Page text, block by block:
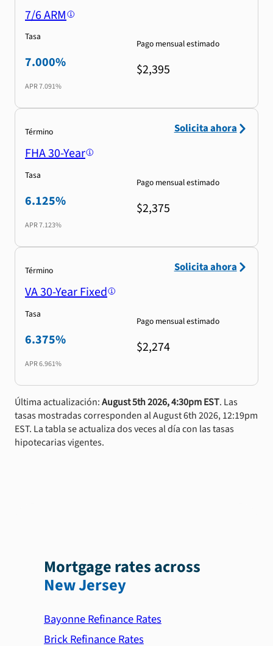
7/6 ARM
Tasa
7.000%
APR7.091%
Pago mensual estimado
$2,395
Término
FHA 30-Year
Tasa
6.125%
APR7.123%
Pago mensual estimado
$2,375
Solicita ahora
Término
VA 30-Year Fixed
Tasa
6.375%
APR6.961%
Pago mensual estimado
$2,274
Solicita ahora
Última actualización:August 5th 2026, 4:30pm EST. Las
tasas mostradas corresponden al August 6th 2026, 12:19pm
EST. La tabla se actualiza dos veces al día con las tasas
hipotecarias vigentes.
Mortgage rates across
New Jersey
Bayonne Refinance Rates
Brick Refinance Rates